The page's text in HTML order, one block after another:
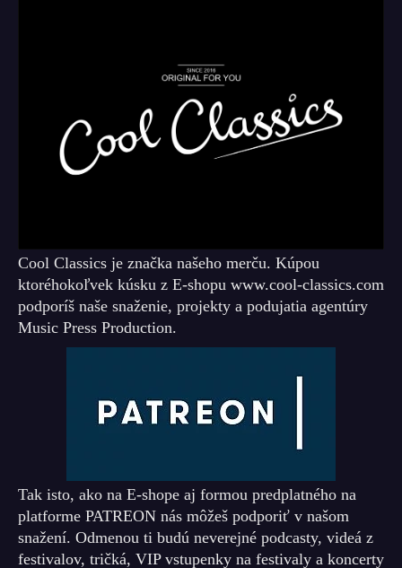
Cool Classics je značka našeho merču. Kúpou
ktoréhokoľvek kúsku z E-shopu www.cool-classics.com
podporíš naše snaženie, projekty a podujatia agentúry
Music Press Production.
Tak isto, ako na E-shope aj formou predplatného na
platforme PATREON nás môžeš podporiť v našom
snažení. Odmenou ti budú neverejné podcasty, videá z
festivalov, tričká, VIP vstupenky na festivaly a koncerty